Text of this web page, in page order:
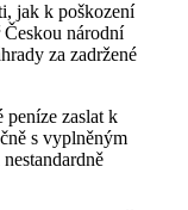
jak k poškození
národní
za zadržené
peníze zaslat k
s vyplněným